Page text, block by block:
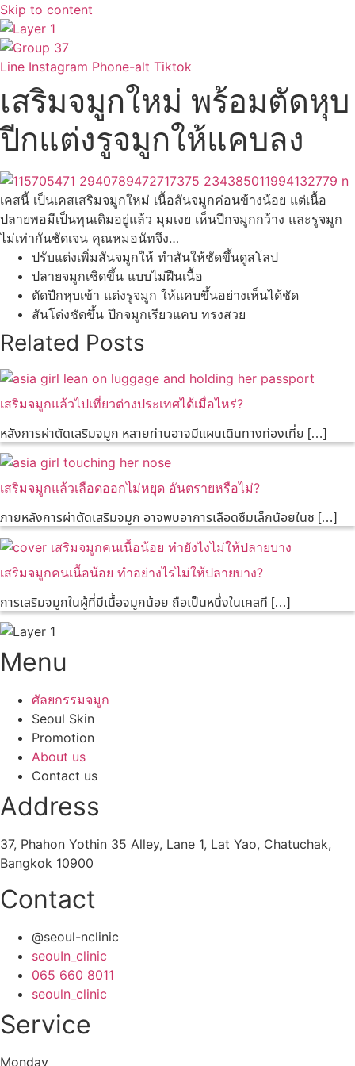
Skip to content
Line Instagram Phone-alt Tiktok
เสริมจมูกใหม่ พร้อมตัดหุบ
ปีกแต่งรูจมูกให้แคบลง
เคสนี้ เป็นเคสเสริมจมูกใหม่ เนื้อสันจมูกค่อนข้างน้อย แต่เนื้อ
ปลายพอมีเป็นทุนเดิมอยู่แล้ว มุมเงย เห็นปีกจมูกกว้าง และรูจมูก
ไม่เท่ากันชัดเจน คุณหมอนัทจึง…
ปรับแต่งเพิ่มสันจมูกให้ ทำสันให้ชัดขึ้นดูสโลป
ปลายจมูกเชิดขึ้น แบบไม่ฝืนเนื้อ
ตัดปีกหุบเข้า แต่งรูจมูก ให้แคบขึ้นอย่างเห็นได้ชัด
สันโด่งชัดขึ้น ปีกจมูกเรียวแคบ ทรงสวย
Related Posts
เสริมจมูกแล้วไปเที่ยวต่างประเทศได้เมื่อไหร่?
หลังการผ่าตัดเสริมจมูก หลายท่านอาจมีแผนเดินทางท่องเที่ย […]
เสริมจมูกแล้วเลือดออกไม่หยุด อันตรายหรือไม่?
ภายหลังการผ่าตัดเสริมจมูก อาจพบอาการเลือดซึมเล็กน้อยในช […]
เสริมจมูกคนเนื้อน้อย ทำอย่างไรไม่ให้ปลายบาง?
การเสริมจมูกในผู้ที่มีเนื้อจมูกน้อย ถือเป็นหนึ่งในเคสที […]
Menu
ศัลยกรรมจมูก
Seoul Skin
Promotion
About us
Contact us
Address
37, Phahon Yothin 35 Alley, Lane 1, Lat Yao, Chatuchak,
Bangkok 10900
Contact
@seoul-nclinic
seouIn_clinic
065 660 8011
seouln_clinic
Service
Monday